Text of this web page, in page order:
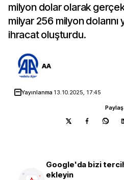
milyon dolar olarak
milyar 256 milyon dolarını
ihracat oluşturdu.
AA
Yayınlanma 13.10.2025, 17:45
Paylaş
Google'da bizi
ekleyin